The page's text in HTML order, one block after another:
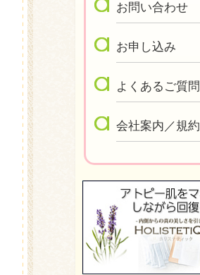
お問い合わせ
お申し込み
よくあるご質問
会社案内／規約